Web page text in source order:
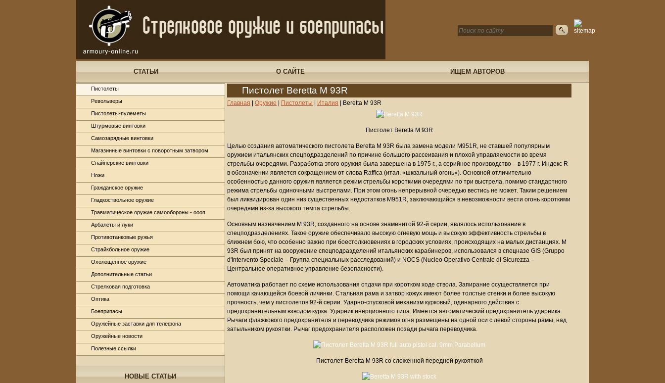
СТАТЬИ О САЙТЕ ИЩЕМ АВТОРОВ
Пистолет Beretta M 93R
Главная Оружие Пистолеты Италия Beretta M 93R
Пистолет Beretta M 93R
Целью создания автоматического пистолета Beretta M 93R была замена модели M951R, не ставшей популярным
оружием итальянских спецподразделений по причине большого рассеивания и плохой управляемости во время
стрельбы очередями. Разработка этого оружия была завершена в 1975 г., а серийное производство – в 1977 г. Индекс R
в обозначении является сокращением от слова Raffica (итал. «шквальный огонь»). Основной отличительно
особенностью данного оружия является режим стрельбы короткими очередями по три выстрела, помимо стандартного
режима стрельбы одиночными выстрелами. При этом огонь непрерывной очередью вестись не может. Таким решением
был ликвидирован один низ существенных недостатков M951R, заключающийся в невозможности вести огонь короткими
очередями из-за высокого темпа стрельбы.
Основным назначением M 93R, созданного на основе знаменитой 92-й серии, являлось использование в
спецподразделениях. Такое оружие обеспечивало высокую огневую мощь и высокую эффективность стрельбы в
ближнем бою, что особенно важно при боестолкновениях в городских условиях, происходящих на малых дистанциях. M
93R был принят на вооружение спецподразделений итальянских карабинеров, использовался в спецназе GIS (Gruppo
d'Intervento Speciale – Группа специальных расследований) и NOCS (Nucleo Operativo Centrale di Sicurezza –
Центральное оперативное управление безопасности).
Автоматика работает по схеме использования отдачи при коротком ходе ствола. Запирание осуществляется при
помощи качающейся боевой личинки. Стальная рама и затвор кожух имеют более толстые стенки и более высокую
прочность, чем у пистолетов 92-й серии. Ударно-спусковой механизм курковый, одинарного действия с
предохранительным взводом курка. Ударник инерционного типа. Имеется автоматический предохранитель ударника.
Рычаги флажкового предохранителя и переводчика режимов огня размещены на одной оси с левой стороны рамы, над
затыльником рукоятки. Рычаг предохранителя расположен позади рычага переводчика.
Пистолет Beretta M 93R со сложенной передней рукояткой
Пистолеты
Револьверы
Пистолеты-пулеметы
Штурмовые винтовки
Самозарядные винтовки
Магазинные винтовки с поворотным затвором
Снайперские винтовки
Ножи
Гражданское оружие
Гладкоствольное оружие
Травматическое оружие самообороны - оооп
Арбалеты и луки
Противотанковые ружья
Страйкбольное оружие
Охолощенное оружие
Дополнительные статьи
Стрелковая подготовка
Оптика
Боеприпасы
Оружейные заставки для телефона
Оружейные новости
Полезные ссылки
НОВЫЕ СТАТЬИ